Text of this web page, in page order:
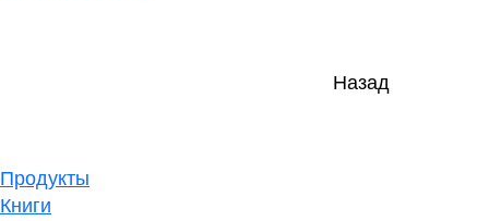
Назад
Продукты
Книги